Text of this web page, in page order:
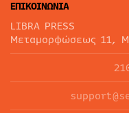
ΕΠΙΚΟΙΝΩΝΙΑ
LIBRA PRESS
Μεταμορφώσεως 11,